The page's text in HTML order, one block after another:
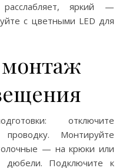
яркий —
с цветными LED для
монтаж
отключите
проводку. Монтируйте
— на крюки или
Подключите к